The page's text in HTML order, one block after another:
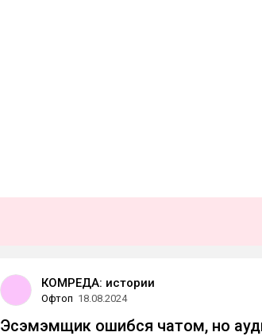
КОМРЕДА: истории
Офтоп 18.08.2024
Эсэмэмщик ошибся чатом, но